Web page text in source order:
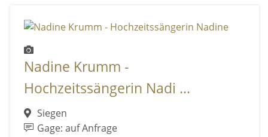
Nadine Krumm -
Hochzeitssängerin Nadi ...
Siegen
Gage: auf Anfrage